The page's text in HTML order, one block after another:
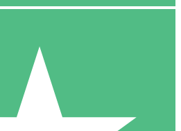
10 Downloads
20 00